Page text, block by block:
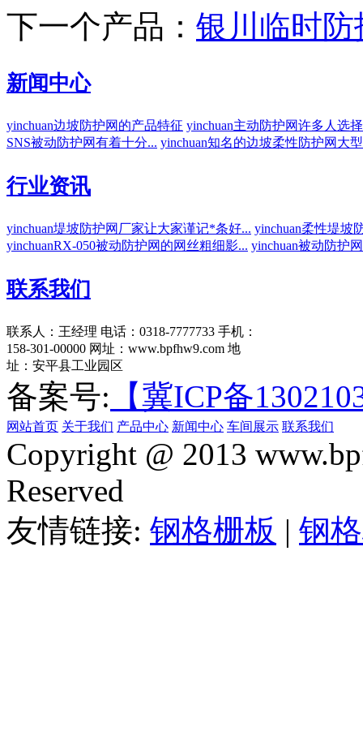
下一个产品： 银川临时防
新闻中心
yinchuan边坡防护网的产品特征 yinchuan主动防护网许多人选
SNS被动防护网有着十分... yinchuan知名的边坡柔性防护网大
行业资讯
yinchuan堤坡防护网厂家让大家谨记*条好... yinchuan柔性堤坡
yinchuanRX-050被动防护网的网丝粗细影... yinchuan被动防护
联系我们
联系人：王经理 电话：0318-7777733 手机：
158-301-00000 网址：www.bpfhw9.com 地
址：安平县工业园区
备案号: 【冀ICP备
网站首页 关于我们 产品中心 新闻中心 车间展示 联系我们
Copyright @ 2013
Reserved
友情链接: 钢格栅板 | 钢